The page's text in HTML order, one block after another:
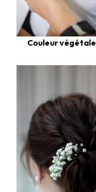
Couleur végétale